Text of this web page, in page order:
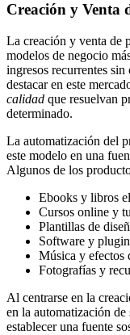
Creación y Venta
La creación y venta de
modelos de negocio
ingresos recurrentes
destacar en este
calidad que resuelvan
determinado.
La automatización del
este modelo en una
Algunos de los
Ebooks y libros
Cursos online y
Plantillas de
Software y
Música y efectos
Fotografías y
Al centrarse en la
en la automatización de
establecer una fuente